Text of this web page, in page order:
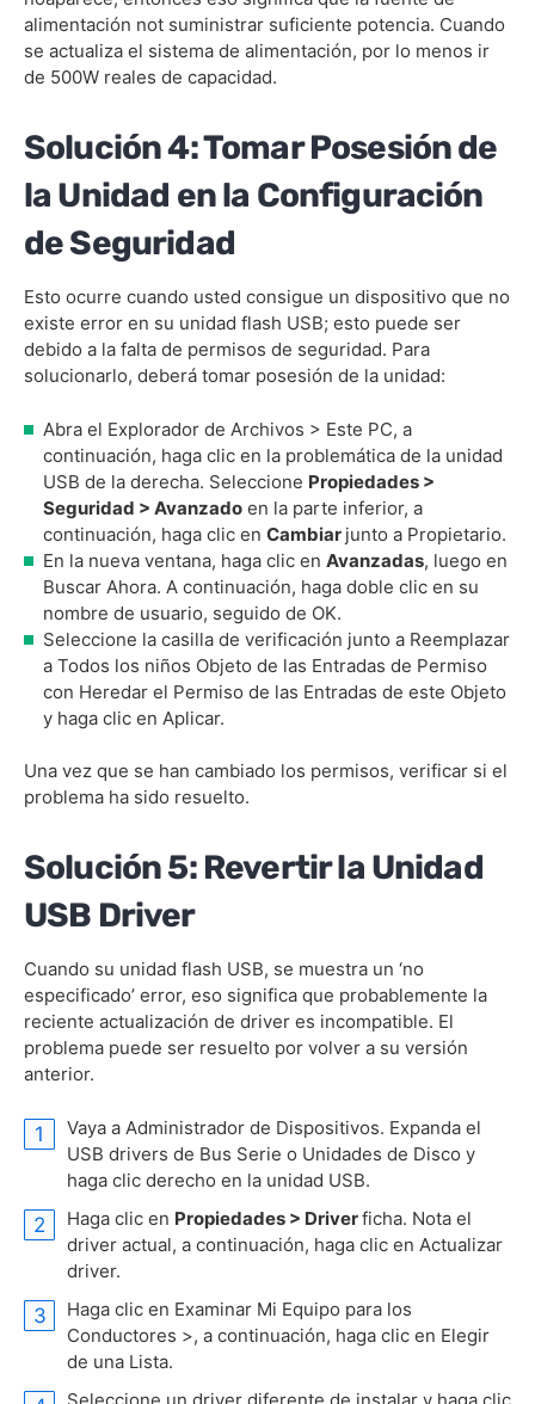
alimentación not suministrar suficiente potencia. Cuando
se actualiza el sistema de alimentación, por lo menos ir
de 500W reales de capacidad.
Solución 4: Tomar Posesión de
la Unidad en la Configuración
de Seguridad
Esto ocurre cuando usted consigue un dispositivo que no
existe error en su unidad flash USB; esto puede ser
debido a la falta de permisos de seguridad. Para
solucionarlo, deberá tomar posesión de la unidad:
Abra el Explorador de Archivos > Este PC, a
continuación, haga clic en la problemática de la unidad
USB de la derecha. Seleccione Propiedades >
Seguridad > Avanzado en la parte inferior, a
continuación, haga clic en Cambiar junto a Propietario.
En la nueva ventana, haga clic en Avanzadas, luego en
Buscar Ahora. A continuación, haga doble clic en su
nombre de usuario, seguido de OK.
Seleccione la casilla de verificación junto a Reemplazar
a Todos los niños Objeto de las Entradas de Permiso
con Heredar el Permiso de las Entradas de este Objeto
y haga clic en Aplicar.
Una vez que se han cambiado los permisos, verificar si el
problema ha sido resuelto.
Solución 5: Revertir la Unidad
USB Driver
Cuando su unidad flash USB, se muestra un ‘no
especificado’ error, eso significa que probablemente la
reciente actualización de driver es incompatible. El
problema puede ser resuelto por volver a su versión
anterior.
Vaya a Administrador de Dispositivos. Expanda el
USB drivers de Bus Serie o Unidades de Disco y
haga clic derecho en la unidad USB.
Haga clic en Propiedades > Driverficha. Nota el
driver actual, a continuación, haga clic en Actualizar
driver.
Haga clic en Examinar Mi Equipo para los
Conductores >, a continuación, haga clic en Elegir
de una Lista.